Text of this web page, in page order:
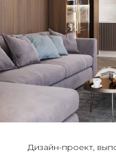
Дизайн-проект,